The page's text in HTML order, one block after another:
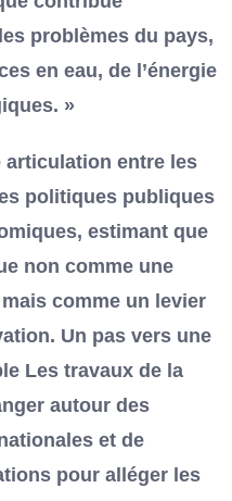
problèmes du pays,
en eau, de l’énergie
»
articulation entre les
politiques publiques
estimant que
non comme une
comme un levier
Un pas vers une
Les travaux de la
autour des
et de
pour alléger les